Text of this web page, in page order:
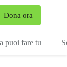
Dona ora
puoi fare tu